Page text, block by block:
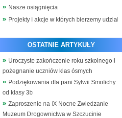
Nasze osiągnięcia
Projekty i akcje w których bierzemy udzial
OSTATNIE ARTYKUŁY
Uroczyste zakończenie roku szkolnego i
pożegnanie uczniów klas ósmych
Podziękowania dla pani Sylwii Smolichy
od klasy 3b
Zaproszenie na IX Nocne Zwiedzanie
Muzeum Drogownictwa w Szczucinie